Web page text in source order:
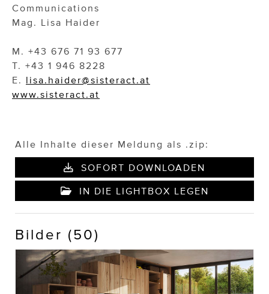
Communications
Mag. Lisa Haider
M. +43 676 71 93 677
T. +43 1 946 8228
E. lisa.haider@sisteract.at
www.sisteract.at
Alle Inhalte dieser Meldung als .zip:
SOFORT DOWNLOADEN
IN DIE LIGHTBOX LEGEN
Bilder (50)